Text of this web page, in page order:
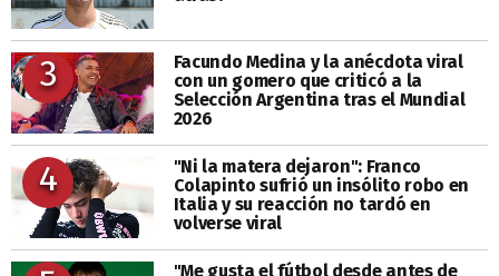
3
Facundo Medina y la anécdota viral
con un gomero que criticó a la
Selección Argentina tras el Mundial
2026
4
"Ni la matera dejaron": Franco
Colapinto sufrió un insólito robo en
Italia y su reacción no tardó en
volverse viral
"Me gusta el fútbol desde antes de